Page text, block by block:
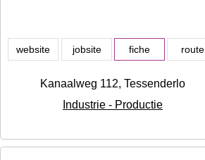
website jobsite fiche route
Kanaalweg 112, Tessenderlo
Industrie - Productie